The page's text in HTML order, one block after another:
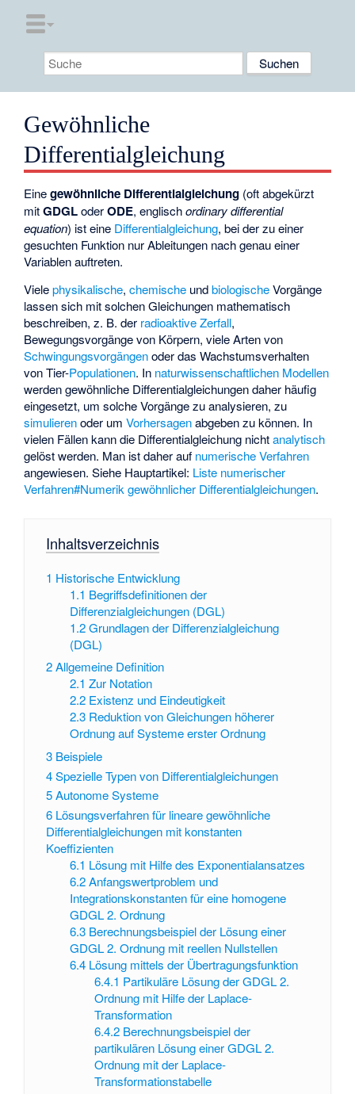
Gewöhnliche
Differentialgleichung
Einegewöhnliche Differentialgleichung (oft abgekürzt
mitGDGLoderODE, englischordinary differential
equation) ist eine Differentialgleichung, bei der zu einer
gesuchten Funktion nur Ableitungen nach genau einer
Variablen auftreten.
Vielephysikalische,chemische undbiologischeVorgänge
lassen sich mit solchen Gleichungen mathematisch
beschreiben, z. B. der radioaktive Zerfall,
Bewegungsvorgänge von Körpern, viele Arten von
Schwingungsvorgängenoder das Wachstumsverhalten
von Tier-Populationen. In naturwissenschaftlichen Modellen
werden gewöhnliche Differentialgleichungen daher häufig
eingesetzt, um solche Vorgänge zu analysieren, zu
simulierenoder umVorhersagenabgeben zu können. In
vielen Fällen kann die Differentialgleichung nichtanalytisch
gelöst werden. Man ist daher auf numerische Verfahren
angewiesen. Siehe Hauptartikel: Liste numerischer
Verfahren#Numerik gewöhnlicher Differentialgleichungen.
Inhaltsverzeichnis
1 Historische Entwicklung
1.1 Begriffsdefinitionen der
Differenzialgleichungen (DGL)
1.2 Grundlagen der Differenzialgleichung
(DGL)
2Allgemeine Definition
2.1 Zur Notation
2.2 Existenz und Eindeutigkeit
2.3 Reduktion von Gleichungen höherer
Ordnung auf Systeme erster Ordnung
3 Beispiele
4Spezielle Typen von Differentialgleichungen
5Autonome Systeme
6 Lösungsverfahren für lineare gewöhnliche
Differentialgleichungen mit konstanten
Koeffizienten
6.1 Lösung mit Hilfe des Exponentialansatzes
6.2 Anfangswertproblem und
Integrationskonstanten für eine homogene
GDGL 2. Ordnung
6.3 Berechnungsbeispiel der Lösung einer
GDGL 2. Ordnung mit reellen Nullstellen
6.4 Lösung mittels der Übertragungsfunktion
6.4.1 Partikuläre Lösung der GDGL 2.
Ordnung mit Hilfe der Laplace-
Transformation
6.4.2 Berechnungsbeispiel der
partikulären Lösung einer GDGL 2.
Ordnung mit der Laplace-
Transformationstabelle